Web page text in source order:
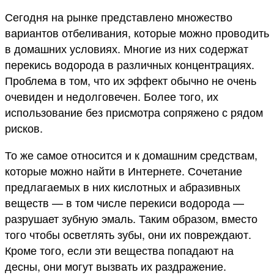
Сегодня на рынке представлено множество
вариантов отбеливания, которые можно проводить
в домашних условиях. Многие из них содержат
перекись водорода в различных концентрациях.
Проблема в том, что их эффект обычно не очень
очевиден и недолговечен. Более того, их
использование без присмотра сопряжено с рядом
рисков.
То же самое относится и к домашним средствам,
которые можно найти в Интернете. Сочетание
предлагаемых в них кислотных и абразивных
веществ — в том числе перекиси водорода —
разрушает зубную эмаль. Таким образом, вместо
того чтобы осветлять зубы, они их повреждают.
Кроме того, если эти вещества попадают на
десны, они могут вызвать их раздражение.